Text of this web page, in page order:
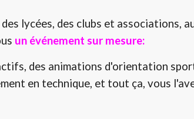
lycées, des clubs et associations,
un événement sur mesure:
des animations d'orientation
en technique, et tout ça, vous